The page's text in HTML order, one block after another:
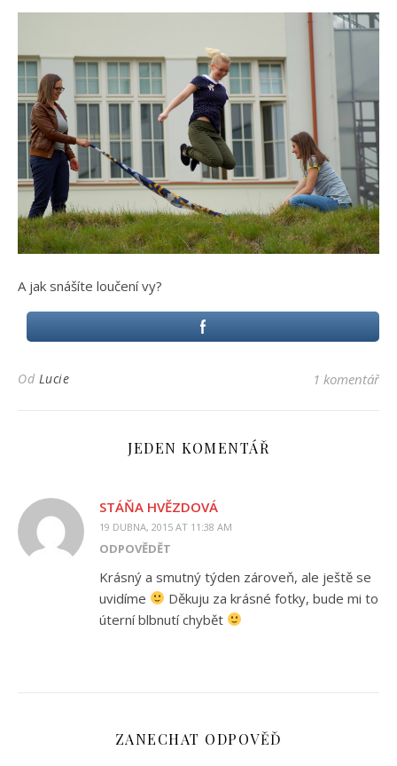
A jak snášíte loučení vy?
Od Lucie 1 komentář
JEDEN KOMENTÁŘ
STÁŇA HVĚZDOVÁ
19 DUBNA, 2015 AT 11:38 AM
ODPOVĚDĚT
Krásný a smutný týden zároveň, ale ještě se
uvidíme
Děkuju za krásné fotky, bude mi to
úterní blbnutí chybět
ZANECHAT ODPOVĚĎ